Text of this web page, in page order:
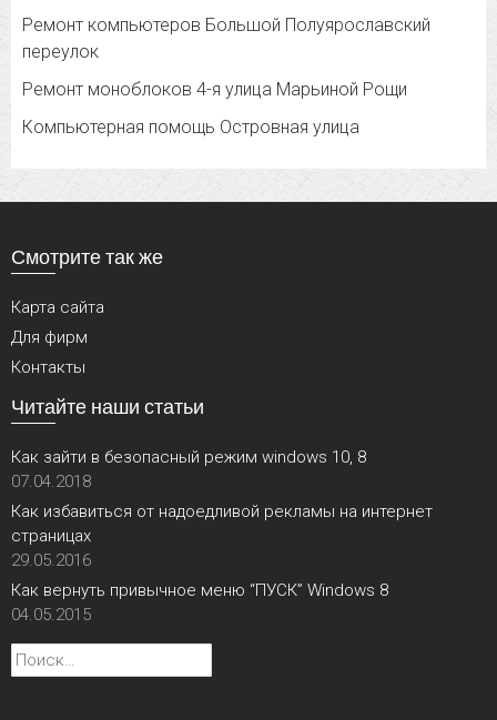
Ремонт компьютеров Большой Полуярославский
переулок
Ремонт моноблоков 4-я улица Марьиной Рощи
Компьютерная помощь Островная улица
Смотрите так же
Карта сайта
Для фирм
Контакты
Читайте наши статьи
Как зайти в безопасный режим windows 10, 8
07.04.2018
Как избавиться от надоедливой рекламы на интернет
страницах
29.05.2016
Как вернуть привычное меню “ПУСК” Windows 8
04.05.2015
Найти: